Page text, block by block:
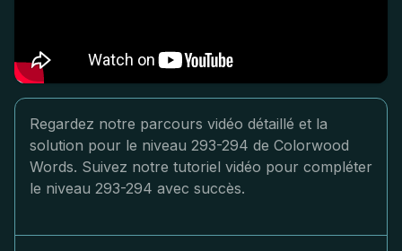
Regardez notre parcours vidéo détaillé et la
solution pour le niveau 293-294 de Colorwood
Words. Suivez notre tutoriel vidéo pour compléter
le niveau 293-294 avec succès.